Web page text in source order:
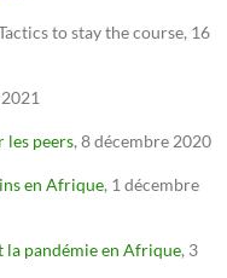
to stay the course, 16
les peers, 8 décembre 2020
en Afrique, 1 décembre
la pandémie en Afrique, 3